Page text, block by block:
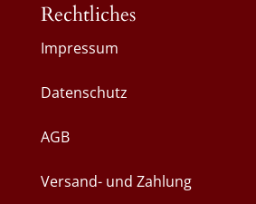
Rechtliches
Impressum
Datenschutz
AGB
Versand- und Zahlung